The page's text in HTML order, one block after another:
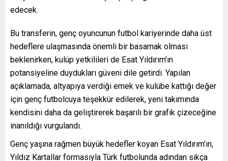
edecek.
Bu transferin, genç oyuncunun futbol kariyerinde daha üst
hedeflere ulaşmasında önemli bir basamak olması
beklenirken, kulüp yetkilileri de Esat Yıldırım’ın
potansiyeline duydukları güveni dile getirdi. Yapılan
açıklamada, altyapıya verdiği emek ve kulübe kattığı değer
için genç futbolcuya teşekkür edilerek, yeni takımında
kendisini daha da geliştirerek başarılı bir grafik çizeceğine
inanıldığı vurgulandı.
Genç yaşına rağmen büyük hedefler koyan Esat Yıldırım’ın,
Yıldız Kartallar formasıyla Türk futbolunda adından sıkça